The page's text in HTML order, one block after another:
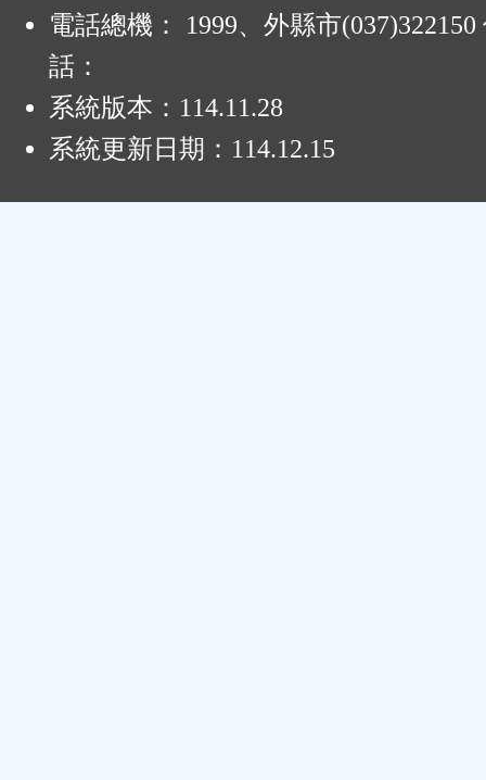
電話總機： 1999、外縣市(037)322150
話：
系統版本： 114.11.28
系統更新日期： 114.12.15